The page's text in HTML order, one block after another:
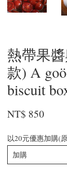
熱帶果
款) A
biscuit
NT$ 850
以20元優惠加購(